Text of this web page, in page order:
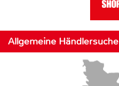
Allgemeine Händlersuche